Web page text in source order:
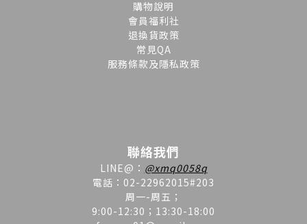
購物說明
會員福利社
退換貨政策
常見QA
服務條款及隱私政策
聯絡我們
LINE@ ： @xmq0058q
電話：02-22962015#203
周一-周五；
9:00-12:30；13:30-18:00